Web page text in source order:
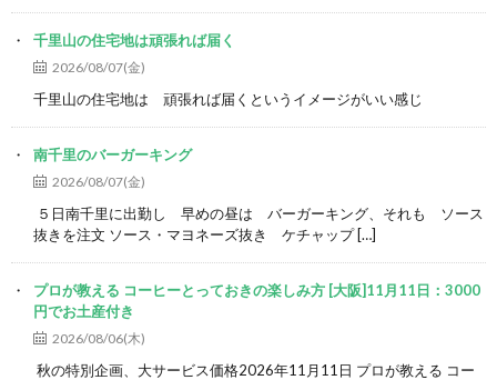
千里山の住宅地は頑張れば届く
2026/08/07(金)
千里山の住宅地は 頑張れば届くというイメージがいい感じ
南千里のバーガーキング
2026/08/07(金)
５日南千里に出勤し 早めの昼は バーガーキング、それも ソース
抜きを注文 ソース・マヨネーズ抜き ケチャップ […]
プロが教える コーヒーとっておきの楽しみ方 [大阪]11月11日：3000
円でお土産付き
2026/08/06(木)
秋の特別企画、大サービス価格2026年11月11日 プロが教える コー